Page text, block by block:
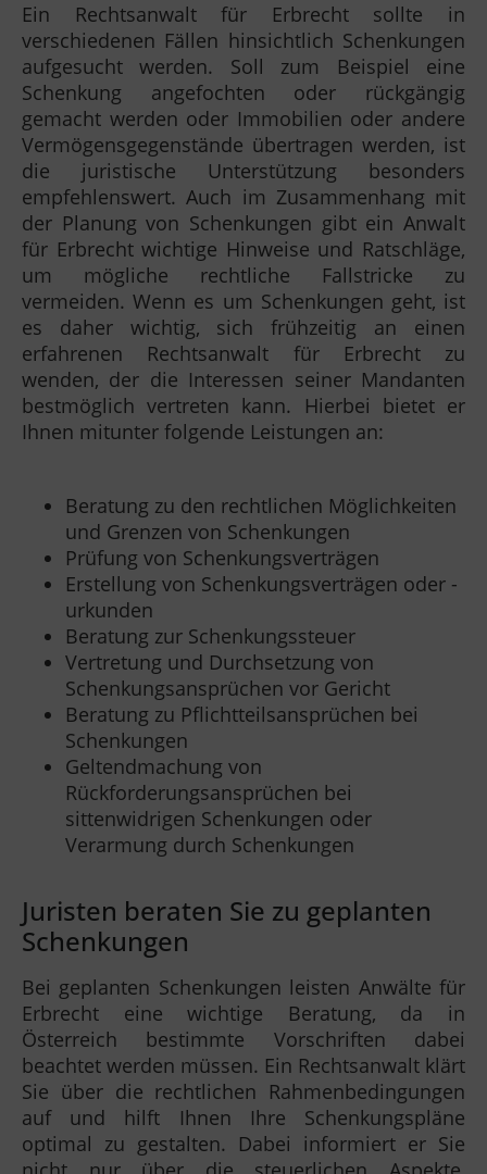
Ein Rechtsanwalt für Erbrecht sollte in
verschiedenen Fällen hinsichtlich Schenkungen
aufgesucht werden. Soll zum Beispiel eine
Schenkung angefochten oder rückgängig
gemacht werden oder Immobilien oder andere
Vermögensgegenstände übertragen werden, ist
die juristische Unterstützung besonders
empfehlenswert. Auch im Zusammenhang mit
der Planung von Schenkungen gibt ein Anwalt
für Erbrecht wichtige Hinweise und Ratschläge,
um mögliche rechtliche Fallstricke zu
vermeiden. Wenn es um Schenkungen geht, ist
es daher wichtig, sich frühzeitig an einen
erfahrenen Rechtsanwalt für Erbrecht zu
wenden, der die Interessen seiner Mandanten
bestmöglich vertreten kann. Hierbei bietet er
Ihnen mitunter folgende Leistungen an:
Beratung zu den rechtlichen Möglichkeiten
und Grenzen von Schenkungen
Prüfung von Schenkungsverträgen
Erstellung von Schenkungsverträgen oder -
urkunden
Beratung zur Schenkungssteuer
Vertretung und Durchsetzung von
Schenkungsansprüchen vor Gericht
Beratung zu Pflichtteilsansprüchen bei
Schenkungen
Geltendmachung von
Rückforderungsansprüchen bei
sittenwidrigen Schenkungen oder
Verarmung durch Schenkungen
Juristen beraten Sie zu geplanten
Schenkungen
Bei geplanten Schenkungen leisten Anwälte für
Erbrecht eine wichtige Beratung, da in
Österreich bestimmte Vorschriften dabei
beachtet werden müssen. Ein Rechtsanwalt klärt
Sie über die rechtlichen Rahmenbedingungen
auf und hilft Ihnen Ihre Schenkungspläne
optimal zu gestalten. Dabei informiert er Sie